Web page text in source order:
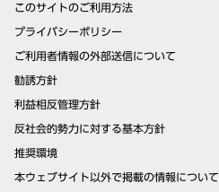
このサイトのご利用方法
プライバシーポリシー
ご利用者情報の外部送信について
勧誘方針
利益相反管理方針
反社会的勢力に対する基本方針
推奨環境
本ウェブサイト以外で掲載の情報について